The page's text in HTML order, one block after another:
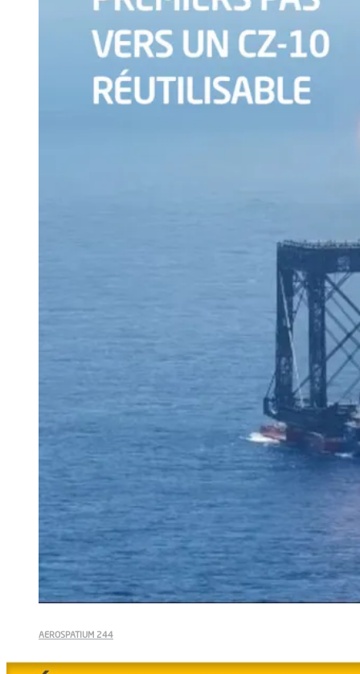
AEROSPATIUM 244